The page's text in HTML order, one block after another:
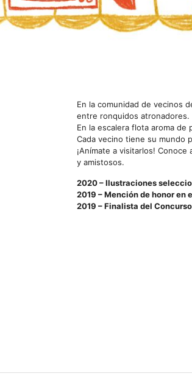
En la comunidad de vecinos
entre ronquidos atronadores.
En la escalera flota aroma
Cada vecino tiene su mundo
¡Anímate a visitarlos!
y amistosos.
2020 –Ilustraciones
2019 – Mención de honor en
2019 – Finalista del